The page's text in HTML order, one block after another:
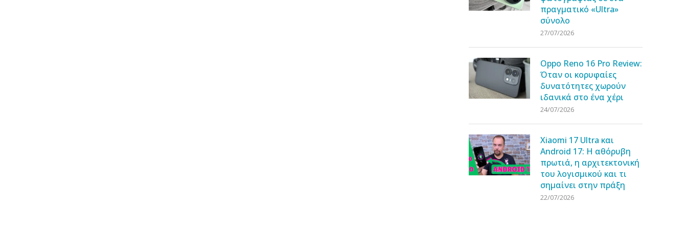
πραγματικό «Ultra»
σύνολο
27/07/2026
Oppo Reno 16 Pro Review:
Όταν οι κορυφαίες
δυνατότητες χωρούν
ιδανικά στο ένα χέρι
24/07/2026
Xiaomi 17 Ultra και
Android 17: Η αθόρυβη
πρωτιά, η αρχιτεκτονική
του λογισμικού και τι
σημαίνει στην πράξη
22/07/2026